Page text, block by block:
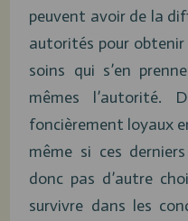
peuvent avoir de la
autorités pour obtenir
soins qui s’en
mêmes l’autorité.
foncièrement loyaux
même si ces
donc pas d’autre
survivre dans les